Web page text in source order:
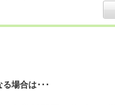
場合は･･･